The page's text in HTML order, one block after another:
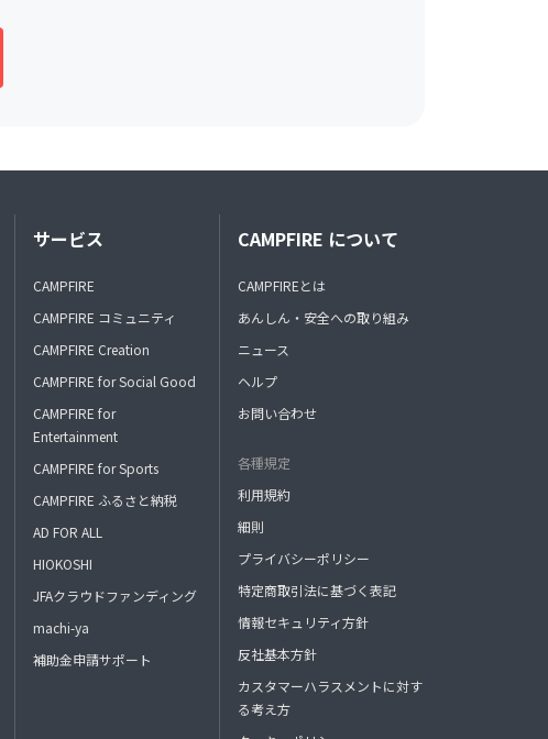
サービス
CAMPFIRE
CAMPFIRE コミュニティ
CAMPFIRE Creation
CAMPFIRE for Social Good
CAMPFIRE for
Entertainment
CAMPFIRE for Sports
CAMPFIRE ふるさと納税
AD FOR ALL
HIOKOSHI
JFAクラウドファンディング
machi-ya
補助金申請サポート
CAMPFIRE について
CAMPFIREとは
あんしん・安全への取り組み
ニュース
ヘルプ
お問い合わせ
各種規定
利用規約
細則
プライバシーポリシー
特定商取引法に基づく表記
情報セキュリティ方針
反社基本方針
カスタマーハラスメントに対す
る考え方